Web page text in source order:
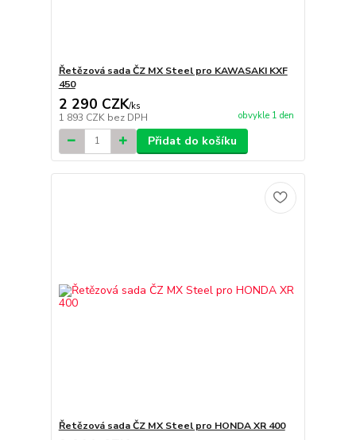
Řetězová sada ČZ MX Steel pro KAWASAKI KXF
450
2 290 CZK/ks
1 893 CZK bez DPH obvykle 1 den
Přidat do košíku
Řetězová sada ČZ MX Steel pro HONDA XR 400